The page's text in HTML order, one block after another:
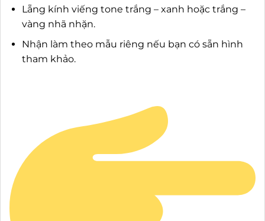
Lẵng kính viếng tone trắng – xanh hoặc trắng –
vàng nhã nhặn.
Nhận làm theo mẫu riêng nếu bạn có sẵn hình
tham khảo.